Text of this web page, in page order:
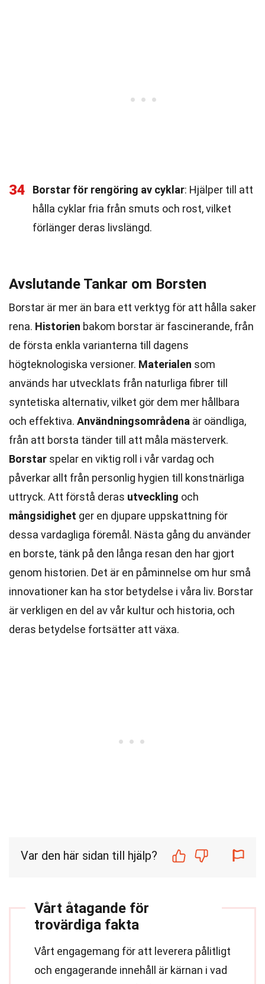
34 Borstar för rengöring av cyklar: Hjälper till att
hålla cyklar fria från smuts och rost, vilket
förlänger deras livslängd.
Avslutande Tankar om Borsten
Borstar är mer än bara ett verktyg för att hålla saker
rena. Historien bakom borstar är fascinerande, från
de första enkla varianterna till dagens
högteknologiska versioner. Materialen som
används har utvecklats från naturliga fibrer till
syntetiska alternativ, vilket gör dem mer hållbara
och effektiva. Användningsområdena är oändliga,
från att borsta tänder till att måla mästerverk.
Borstar spelar en viktig roll i vår vardag och
påverkar allt från personlig hygien till konstnärliga
uttryck. Att förstå deras utveckling och
mångsidighet ger en djupare uppskattning för
dessa vardagliga föremål. Nästa gång du använder
en borste, tänk på den långa resan den har gjort
genom historien. Det är en påminnelse om hur små
innovationer kan ha stor betydelse i våra liv. Borstar
är verkligen en del av vår kultur och historia, och
deras betydelse fortsätter att växa.
Var den här sidan till hjälp?
Vårt åtagande för
trovärdiga fakta
Vårt engagemang för att leverera pålitligt
och engagerande innehåll är kärnan i vad